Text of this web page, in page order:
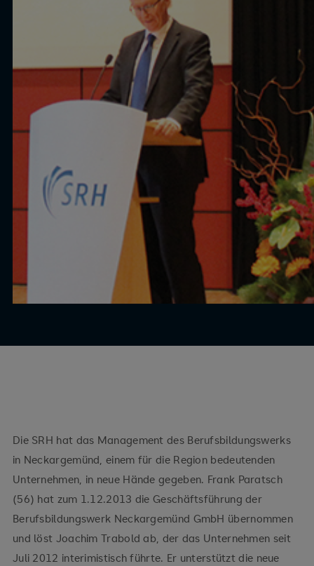
Die SRH hat das Management des Berufsbildungswerks
in Neckargemünd, einem für die Region bedeutenden
Unternehmen, in neue Hände gegeben. Frank Paratsch
(56) hat zum 1.12.2013 die Geschäftsführung der
Berufsbildungswerk Neckargemünd GmbH übernommen
und löst Joachim Trabold ab, der das Unternehmen seit
Juli 2012 interimistisch führte. Er unterstützt die neue